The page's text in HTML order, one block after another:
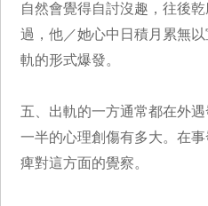
自然會覺得自討沒趣，往後
過，他／她心中日積月累無
軌的形式爆發。
五、出軌的一方通常都在外
一半的心理創傷有多大。在
痺對這方面的覺察。